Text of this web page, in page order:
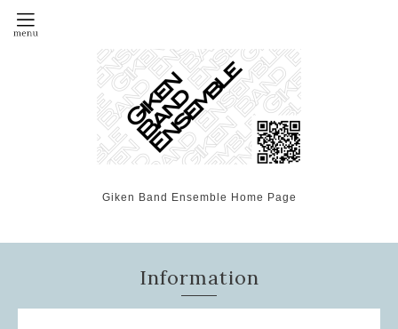
Giken Band Ensemble Home Page
Information